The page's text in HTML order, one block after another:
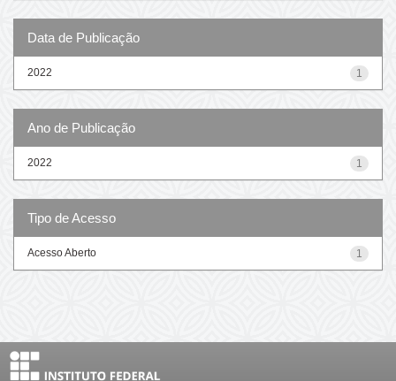
Data de Publicação
1
2022
Ano de Publicação
1
2022
Tipo de Acesso
1
Acesso Aberto